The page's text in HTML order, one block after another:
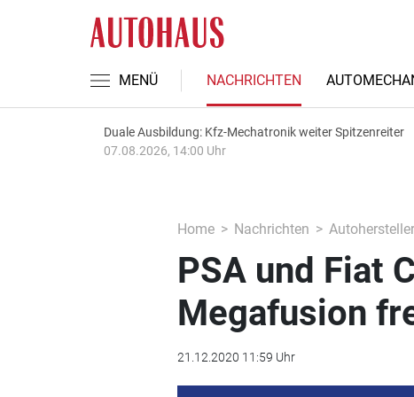
MENÜ NACHRICHTEN
Duale Ausbildung: Kfz-Mechatronik weiter Spitzenreiter
07.08.2026, 14:00 Uhr
Home Nachrichten Autohersteller
PSA und Fiat
Megafusion
21.12.2020 11:59 Uhr